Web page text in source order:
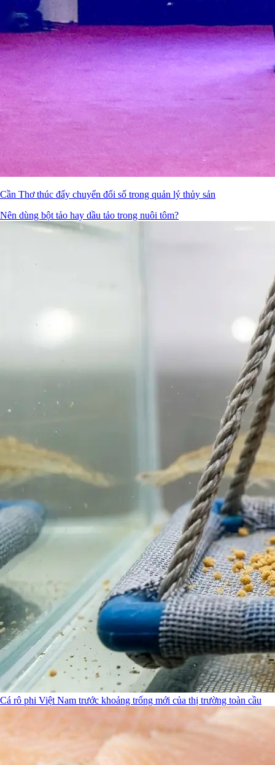
Cần Thơ thúc đẩy chuyển đổi số trong quản lý thủy sản
Nên dùng bột tảo hay dầu tảo trong nuôi tôm?
Cá rô phi Việt Nam trước khoảng trống mới của thị trường toàn cầu